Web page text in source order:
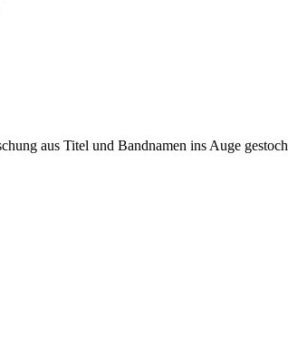
aus Titel und Bandnamen ins Auge